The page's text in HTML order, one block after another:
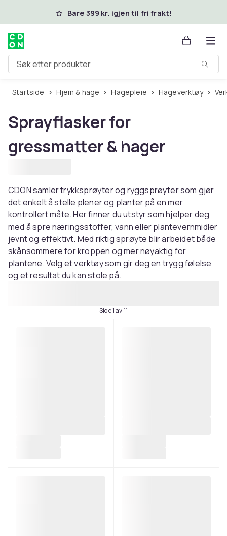
Hopp til hovedinnholdBare 399 kr. igjen til fri frakt!
Søk etter produkter
Startside Hjem & hage Hagepleie Hageverktøy
Sprayflasker for
gressmatter & hager
CDON samler trykksprøyter og ryggsprøyter som gjør
det enkelt å stelle plener og planter på en mer
kontrollert måte. Her finner du utstyr som hjelper deg
med å spre næringsstoffer, vann eller plantevernmidler
jevnt og effektivt. Med riktig sprøyte blir arbeidet både
skånsommere for kroppen og mer nøyaktig for
plantene. Velg et verktøy som gir deg en trygg følelse
og et resultat du kan stole på.
Side 1 av 11